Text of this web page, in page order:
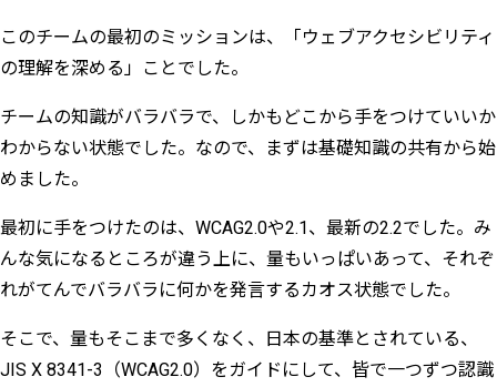
このチームの最初のミッションは、「ウェブアクセシビリティ
の理解を深める」ことでした。
チームの知識がバラバラで、しかもどこから手をつけていいか
わからない状態でした。なので、まずは基礎知識の共有から始
めました。
最初に手をつけたのは、WCAG2.0や2.1、最新の2.2でした。み
んな気になるところが違う上に、量もいっぱいあって、それぞ
れがてんでバラバラに何かを発言するカオス状態でした。
そこで、量もそこまで多くなく、日本の基準とされている、
JIS X 8341-3（WCAG2.0）をガイドにして、皆で一つずつ認識